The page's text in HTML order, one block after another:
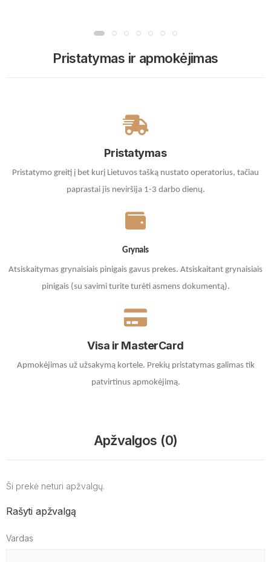
Pristatymas ir apmokėjimas
Pristatymas
Pristatymo greitį į bet kurį Lietuvos tašką nustato operatorius, tačiau
paprastai jis neviršija 1-3 darbo dienų.
Grynais
Atsiskaitymas grynaisiais pinigais gavus prekes. Atsiskaitant grynaisiais
pinigais (su savimi turite turėti asmens dokumentą).
Visa ir MasterCard
Apmokėjimas už užsakymą kortele. Prekių pristatymas galimas tik
patvirtinus apmokėjimą.
Apžvalgos (0)
Ši prekė neturi apžvalgų.
Rašyti apžvalgą
Vardas